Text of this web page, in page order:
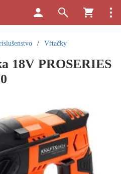
/ Vŕtačky
18V PROSERIES